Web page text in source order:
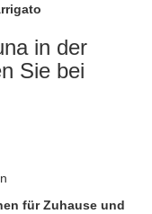
in der
Sie bei
für Zuhause und